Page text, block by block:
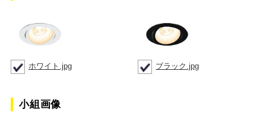
ホワイト.jpg ブラック.jpg
小組画像